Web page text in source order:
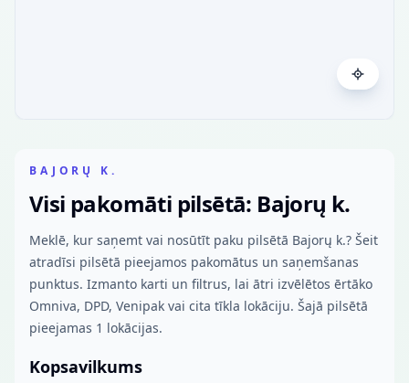
BAJORŲ K.
Visi pakomāti pilsētā: Bajorų k.
Meklē, kur saņemt vai nosūtīt paku pilsētā Bajorų k.? Šeit
atradīsi pilsētā pieejamos pakomātus un saņemšanas
punktus. Izmanto karti un filtrus, lai ātri izvēlētos ērtāko
Omniva, DPD, Venipak vai cita tīkla lokāciju. Šajā pilsētā
pieejamas 1 lokācijas.
Kopsavilkums